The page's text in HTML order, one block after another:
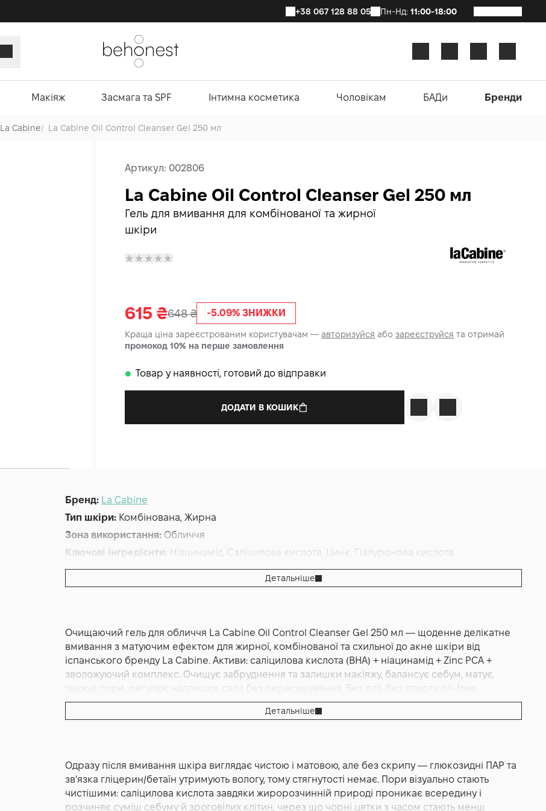
+38 067 128 88 05 Пн-Нд: 11:00-18:00
Макіяж Засмага та SPF Інтимна косметика Чоловікам БАДи Бренди
La Cabine/ La Cabine Oil Control Cleanser Gel 250 мл
Артикул:002806
Гель для вмивання для комбінованої та жирної
шкіри
La Cabine Oil Control Cleanser Gel 250 мл
615₴648₴ -5.09% ЗНИЖКИ
Краща ціна зареєстрованим користувачам —авторизуйся абозареєструйся та отримай
промокод 10% на перше замовлення
𒊹 Товар у наявності, готовий до відправки
ДОДАТИ В КОШИК
Бренд: La Cabine
Тип шкіри: Комбінована, Жирна
Зона використання: Обличчя
Ключові інгредієнти: Ніацинамід, Саліцилова кислота, Цинк, Гіалуронова кислота
Основна дія:Відновлення,Від розширених пор,Очищення
Додаткові властивості:Без сульфатів
Альтернативна назва:
La Cabine Oil Control Cleansing Gel
Детальніше
Очищаючий гель для обличчя La Cabine Oil Control Cleanser Gel 250 мл — щоденне делікатне
вмивання з матуючим ефектом для жирної, комбінованої та схильної до акне шкіри від
іспанського бренду La Cabine. Активи: саліцилова кислота (BHA) + ніацинамід + Zinc PCA +
зволожуючий комплекс. Очищує забруднення та залишки макіяжу, балансує себум, матує,
звужує пори, регулює надлишок сала без пересушування. Без олії, без спирту, oil-free.
Шовковиста легка піна, не пересушує.
ніацинаміді та цинку, і цей засіб відкриває щоденну рутину догляду за такою шкірою. М'які ПАР
sodium coco-sulfate в комбінації з decyl glucoside та coco-glucoside створюють легку піну і
змивають надлишок шкірного сала разом із залишками макіяжу, не порушуючи гідроліпідний
Детальніше
Одразу після вмивання шкіра виглядає чистою і матовою, але без скрипу — глюкозидні ПАР та
зв'язка гліцерин/бетаїн утримують вологу, тому стягнутості немає. Пори візуально стають
чистішими: саліцилова кислота завдяки жиророзчинній природі проникає всередину і
розчиняє суміш себуму й зроговілих клітин, через що чорні цятки з часом стають менш